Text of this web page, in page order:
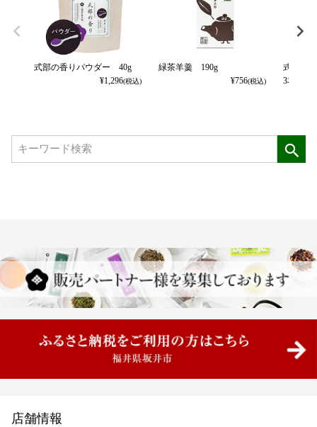
式部の香りパウダー 40g
¥1,296(税込)
緑茶羊羹 190g
¥756(税込)
式部の
3本パッ
店舗情報